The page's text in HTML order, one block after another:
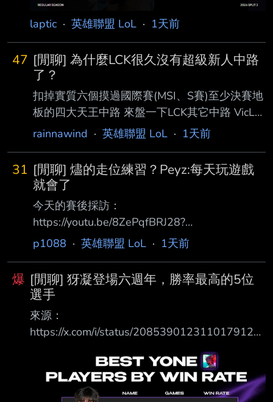
laptic · 英雄聯盟 LoL · 1天前
47 [閒聊] 為什麼LCK很久沒有超級新人中路
了？
扣掉實質六個摸過國際賽(MSI、S賽)至少決賽地
板的四大天王中路 來盤一下LCK其它中路 VicLa
KT S10出道，一二隊起伏之後流浪去美洲、中
今年LCK CUP是極短的生涯高光 除此之外之外
幾乎毫無亮點 FST一出國爆炸打回原型 Daystar
狐狸本家從LSB時期就養著的二隊中路 沒比
Vicla好多少 Roamer 今年開賽前傳說中的「AI爬
分中路」本尊，少數符合超級新人中路的話題性
的選手 但一年快結束了打下來就時好時壞，許
哥摧毀了AI 雖說是新人實際已經
rainnawind · 英雄聯盟 LoL · 1天前
31 [閒聊] 燼的走位練習？Peyz:每天玩遊戲
就會了
今天的賽後採訪：
https://youtu.be/8ZePqfBRJ28?
si=wxqZhE9ZetTEX8P1 （節錄部分題目） Q.
做到的嗎？ 我也不太清楚，但因為整天都在打
英雄聯盟，所以自然而然地學會了 Q. 回顧職業
生涯，覺得現在是自己最巔峰的的時期嗎 我一
直覺得比起昨天的Peyz，今天、明天的Peyz都會
表現得更好，所以比起過去來說，現在 打的更
好了 Q. 比起非 AD 陣容，果然還是單純的 AD
陣容對你來說更好一些吧 剛開始其實覺得非 AD
陣容
p1088 · 英雄聯盟 LoL · 1天前
爆 [閒聊] 犽凝登場六週年，勝率最高的5位
選手
來源：
https://x.com/i/status/2085390123110179122
勝率最高的選手是宙斯 再來是超威 沒想到第三
名神左... 接著是zeka 西方勝率最高的是Quid 看
起來蠻合理的一個排行 所以我說那個造型持有人
呢？ https://i.mopix.cc/WSF0wF.jpg --